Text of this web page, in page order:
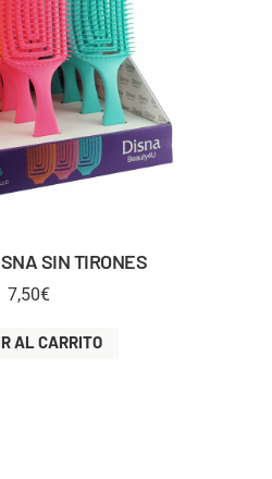
SIN TIRONES
7,50€
AL CARRITO